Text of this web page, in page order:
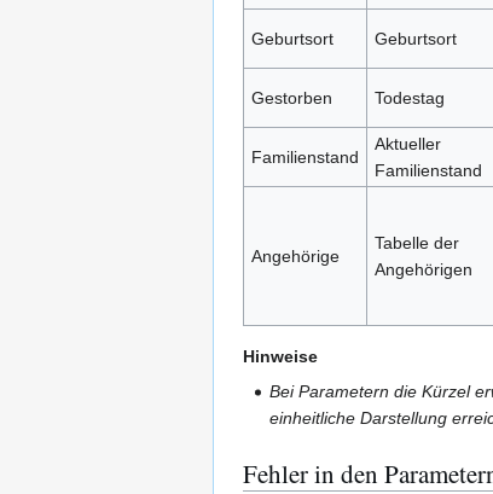
Geburtsort Geburtsort
Gestorben Todestag
Familienstand
Aktueller
Familienstand
Angehörige
Tabelle der
Angehörigen
Hinweise
Bei Parametern die Kürzel
einheitliche Darstellung
Fehler in den